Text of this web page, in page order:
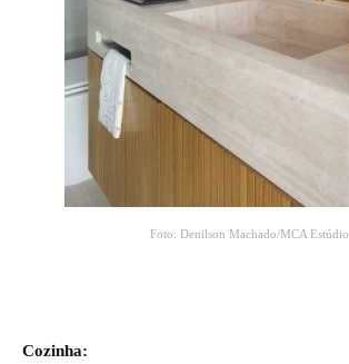
Foto: Denilson Machado/MCA Estúdio
Cozinha: